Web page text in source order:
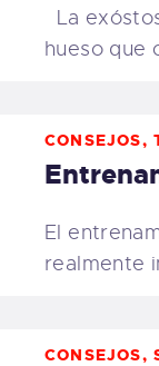
La
hueso que
CONSEJOS,
El
realmente
CONSEJOS,